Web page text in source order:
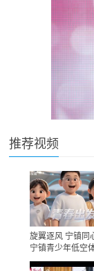
推荐视频
旋翼逐风 宁镇同
宁镇青少年低空